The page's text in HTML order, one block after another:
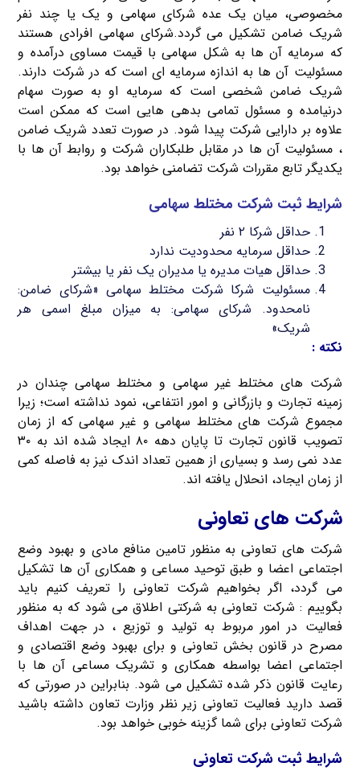
مخصوصی، میان یک عده شرکای سهامی و یک یا چند نفر
شریک ضامن تشکیل می گردد.شرکای سهامی افرادی هستند
که سرمایه آن ها به شکل سهامی با قیمت مساوی درآمده و
مسئولیت آن ها به اندازه سرمایه ای است که در شرکت دارند.
شریک ضامن شخصی است که سرمایه او به صورت سهام
درنیامده و مسئول تمامی بدهی هایی است که ممکن است
علاوه بر دارایی شرکت پیدا شود. در صورت تعدد شریک ضامن
، مسئولیت آن ها در مقابل طلبکاران شرکت و روابط آن ها با
یکدیگر تابع مقررات شرکت تضامنی خواهد بود.
شرایط ثبت شرکت مختلط سهامی
حداقل شرکا ۲ نفر
حداقل سرمایه محدودیت ندارد
حداقل هیات مدیره یا مدیران یک نفر یا بیشتر
مسئولیت شرکا شرکت مختلط سهامی «شرکای ضامن:
نامحدود. شرکای سهامی: به میزان مبلغ اسمی هر
شریک»
نکته :
شرکت های مختلط غیر سهامی و مختلط سهامی چندان در
زمینه تجارت و بازرگانی و امور انتفاعی، نمود نداشته است؛ زیرا
مجموع شرکت های مختلط سهامی و غیر سهامی که از زمان
تصویب قانون تجارت تا پایان دهه ۸۰ ایجاد شده اند به ۳۰
عدد نمی رسد و بسیاری از همین تعداد اندک نیز به فاصله کمی
از زمان ایجاد، انحلال یافته اند.
شرکت های تعاونی
شرکت های تعاونی به منظور تامین منافع مادی و بهبود وضع
اجتماعی اعضا و طبق توحید مساعی و همکاری آن ها تشکیل
می گردد، اگر بخواهیم شرکت تعاونی را تعریف کنیم باید
بگوییم : شرکت تعاونی به شرکتی اطلاق می شود که به منظور
فعالیت در امور مربوط به تولید و توزیع ، در جهت اهداف
مصرح در قانون بخش تعاونی و برای بهبود وضع اقتصادی و
اجتماعی اعضا بواسطه همکاری و تشریک مساعی آن ها با
رعایت قانون ذکر شده تشکیل می شود. بنابراین در صورتی که
قصد دارید فعالیت تعاونی زیر نظر وزارت تعاون داشته باشید
شرکت تعاونی برای شما گزینه خوبی خواهد بود.
شرایط ثبت شرکت تعاونی